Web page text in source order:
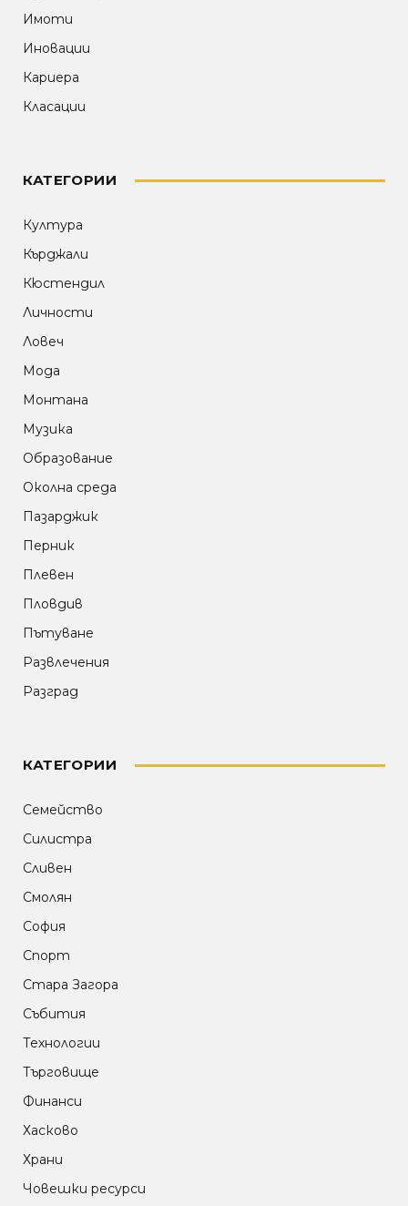
Имоти
Иновации
Кариера
Класации
КАТЕГОРИИ
Култура
Кърджали
Кюстендил
Личности
Ловеч
Мода
Монтана
Музика
Образование
Околна среда
Пазарджик
Перник
Плевен
Пловдив
Пътуване
Развлечения
Разград
КАТЕГОРИИ
Семейство
Силистра
Сливен
Смолян
София
Спорт
Стара Загора
Събития
Технологии
Търговище
Финанси
Хасково
Храни
Човешки ресурси